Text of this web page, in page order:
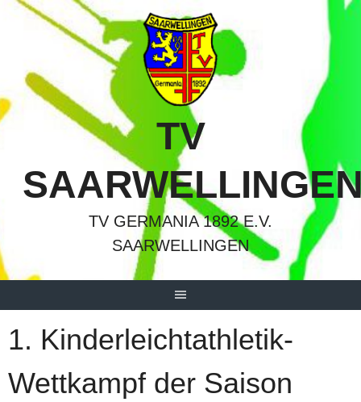
Springe
TV
TV GERMANIA 1892 E.V.
SAARWELLINGEN
1. Kinderleichtathletik-
Wettkampf der Saison